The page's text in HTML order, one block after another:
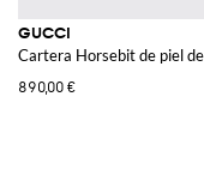
GUCCI
Cartera Horsebit de piel
890,00 €